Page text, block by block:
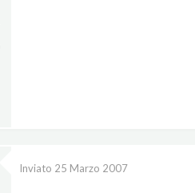
Inviato 25 Marzo 2007